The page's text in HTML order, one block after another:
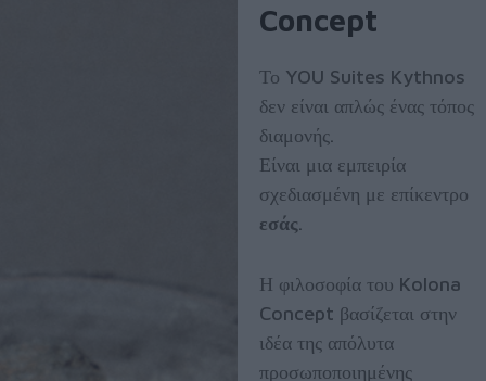
Concept
Το YOU Suites Kythnos
δεν είναι απλώς ένας τόπος
διαμονής.
Είναι μια εμπειρία
σχεδιασμένη με επίκεντρο
εσάς
Η φιλοσοφία του Kolona
Concept βασίζεται στην
ιδέα της απόλυτα
προσωποποιημένης